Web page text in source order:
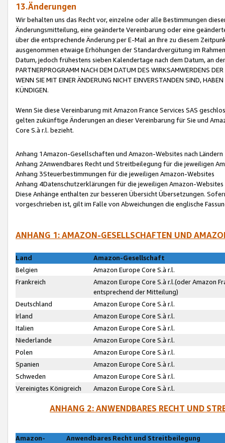
13.Änderungen
Wir behalten uns das Recht vor, einzelne oder alle Bestimmungen
Änderungsmitteilung, eine geänderte Vereinbarung oder eine
über die entsprechende Änderung per E-Mail an Ihre zu diesem
ausgenommen etwaige Erhöhungen der Standardvergütung im
Datum, jedoch frühestens sieben Kalendertage nach dem Datum, an
PARTNERPROGRAMM NACH DEM DATUM DES WIRKSAMWERDENS
WENN SIE MIT EINER ÄNDERUNG NICHT EINVERSTANDEN SIND,
KÜNDIGEN.
Wenn Sie diese Vereinbarung mit Amazon France Services SAS
gelten zukünftige Änderungen an dieser Vereinbarung für Sie und
Core S.à r.l. bezieht.
Anhang 1Amazon-Gesellschaften und Amazon-Websites nach Ländern
Anhang 2Anwendbares Recht und Streitbeilegung für die jeweiligen
Anhang 3Steuerbestimmungen für die jeweiligen Amazon-Websites
Anhang 4Datenschutzerklärungen für die jeweiligen Amazon-Websites
Diese Anhänge enthalten zur besseren Übersicht Übersetzungen.
vorgeschrieben ist, gilt im Falle von Abweichungen die englische
ANHANG 1: AMAZON-GESELLSCHAFTEN UND
Land
Amazon-Gesellschaft
Belgien
Amazon Europe Core S.à r.l.
Frankreich
Amazon Europe Core S.à r.l.(oder Amazon
entsprechend der Mitteilung)
Deutschland
Amazon Europe Core S.à r.l.
Irland
Amazon Europe Core S.à r.l.
Italien
Amazon Europe Core S.à r.l.
Niederlande
Amazon Europe Core S.à r.l.
Polen
Amazon Europe Core S.à r.l.
Spanien
Amazon Europe Core S.à r.l.
Schweden
Amazon Europe Core S.à r.l.
Vereinigtes Königreich
Amazon Europe Core S.à r.l.
ANHANG 2: ANWENDBARES RECHT UND
Amazon-
Anwendbares Recht und Streitbeilegung